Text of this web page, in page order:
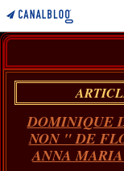
DOMINIQUE
NON " DE
ANNA